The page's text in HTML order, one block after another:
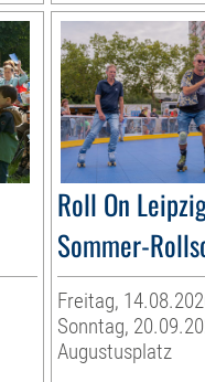
Roll On
Sommer-
Freitag,
Sonntag,
Augustusplatz